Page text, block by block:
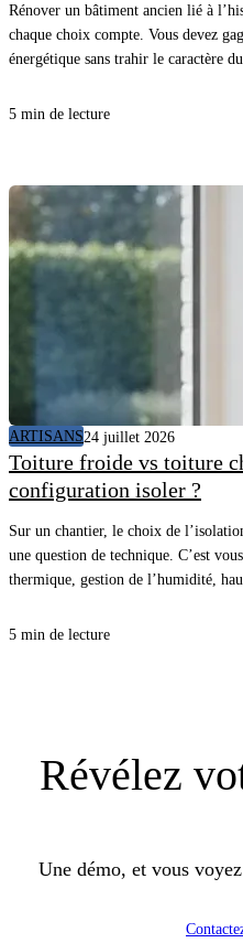
Rénover un bâtiment ancien lié à
chaque choix compte. Vous devez
énergétique sans trahir le caractère
avancez vite, proprement, et vous
5 min de lecture
ARTISANS24 juillet 2026
Toiture froide vs toiture
configuration isoler ?
Sur un chantier, le choix de
une question de technique. C’est
thermique, gestion de l’humidité,
d’été comme d’hiver, et vous évitez
5 min de lecture
Révélez
Une démo, et vous